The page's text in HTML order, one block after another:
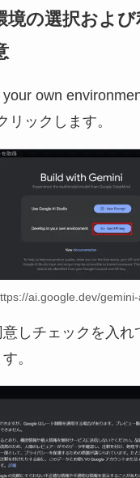
境の選択およ
your own
リックします。
ai.google.dev/
しチェックを入れ
。